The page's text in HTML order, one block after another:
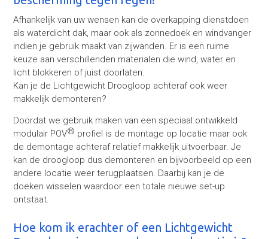
Afhankelijk van uw wensen kan de overkapping dienstdoen
als waterdicht dak, maar ook als zonnedoek en windvanger
indien je gebruik maakt van zijwanden. Er is een ruime
keuze aan verschillenden materialen die wind, water en
licht blokkeren of juist doorlaten.
Kan je de Lichtgewicht Droogloop achteraf ook weer
makkelijk demonteren?
Doordat we gebruik maken van een speciaal ontwikkeld
modulair POV® profiel is de montage op locatie maar ook
de demontage achteraf relatief makkelijk uitvoerbaar. Je
kan de droogloop dus demonteren en bijvoorbeeld op een
andere locatie weer terugplaatsen. Daarbij kan je de
doeken wisselen waardoor een totale nieuwe set-up
ontstaat.
Hoe kom ik erachter of een Lichtgewicht